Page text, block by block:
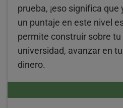
prueba, ¡eso significa
un puntaje en este nivel
permite construir sobre
universidad, avanzar en
dinero.